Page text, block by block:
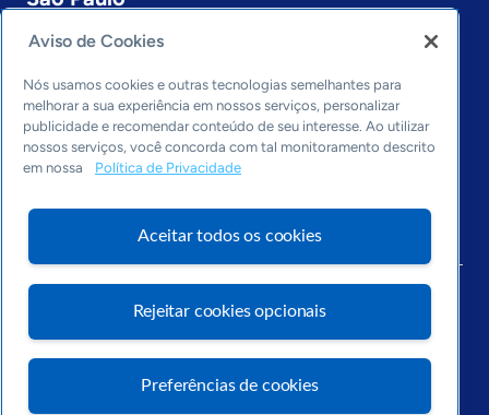
Últimas notícias
Entre em contato
Editorias
Economia & Política
Inovação & Tecnologia
Visite o Portal Sebrae
Aviso de Cookies
Nós usamos cookies e outras tecnologias semelhantes para
melhorar a sua experiência em nossos serviços, personalizar
publicidade e recomendar conteúdo de seu interesse. Ao utilizar
nossos serviços, você concorda com tal monitoramento descrito
em nossa
Política de Privacidade
Aceitar todos os cookies
Rejeitar cookies opcionais
Preferências de cookies